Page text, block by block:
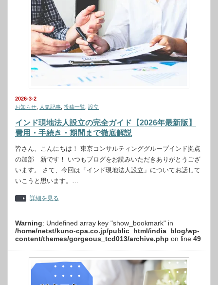
2026-3-2
お知らせ
人気記事 投稿一覧 設立
インド現地法人設立の完全ガイド【2026年最新版】
費用・手続き・期間まで徹底解説
皆さん、こんにちは！ 東京コンサルティンググループインド拠点
の加部 新です！ いつもブログをお読みいただきありがとうござ
います。 さて、今回は「インド現地法人設立」についてお話して
いこうと思います。…
詳細を見る
Warning: Undefined array key "show_bookmark" in
/home/netst/kuno-cpa.co.jp/public_html/india_blog/wp-
content/themes/gorgeous_tcd013/archive.php on line 49